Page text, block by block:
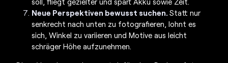
Neue Perspektiven bewusst suchen.Statt nur
senkrecht nach unten zu fotografieren, lohnt es
sich, Winkel zu variieren und Motive aus leicht
schräger Höhe aufzunehmen.